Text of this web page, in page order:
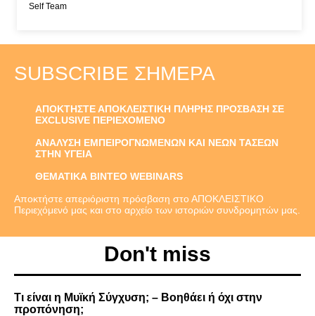
Self Team
SUBSCRIBE ΣΉΜΕΡΑ
ΑΠΟΚΤΗΣΤΕ ΑΠΟΚΛΕΙΣΤΙΚΗ ΠΛΗΡΗΣ ΠΡΟΣΒΑΣΗ ΣΕ
EXCLUSIVE ΠΕΡΙΕΧΟΜΕΝΟ
ΑΝΑΛΥΣΗ ΕΜΠΕΙΡΟΓΝΩΜΕΝΩΝ ΚΑΙ ΝΕΩΝ ΤΑΣΕΩΝ
ΣΤΗΝ ΥΓΕΙΑ
ΘΕΜΑΤΙΚΑ ΒΙΝΤΕΟ WEBINARS
Αποκτήστε απεριόριστη πρόσβαση στο ΑΠΟΚΛΕΙΣΤΙΚΟ
Περιεχόμενό μας και στο αρχείο των ιστοριών συνδρομητών μας.
Don't miss
Τι είναι η Μυϊκή Σύγχυση; – Βοηθάει ή όχι στην
προπόνηση;